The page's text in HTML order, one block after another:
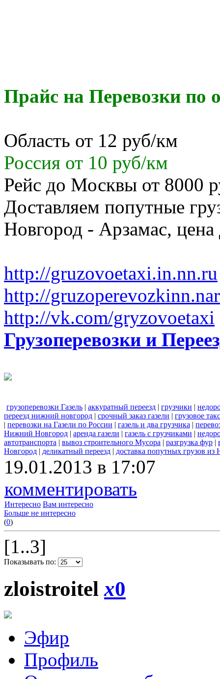
Прайс на Перевозки по
Область от 12 руб/км
Россия от 10 руб/км
Рейс до Москвы от 8000
Доставляем попутные
Новгород - Арзамас, цена
http://gruzovoetaxi.in.nn.ru
http://
http://vk.com/gryzovoetaxi
Грузоперевозки и
грузоперевозки Газель | аккуратный переезд | грузчики |
переезд нижний новгород | срочный заказ газели | грузовое
| перевозки на Газели по России | газель и два грузчика |
Нижний Новгород | аренда газели | газель с грузчиками |
автотранспорта | вывоз строительного Мусора | разгрузка фур |
Новгород | деликатный переезд | доставка попутных грузов
19.01.2013 в 17:07
комментировать
Интересно Вам интересно
Больше не интересно
(0)
[1..3]
Показывать по:
zloistroitelx0
Эфир
Профиль